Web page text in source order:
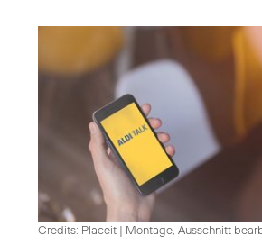
Credits: Placeit | Montage, Ausschnitt